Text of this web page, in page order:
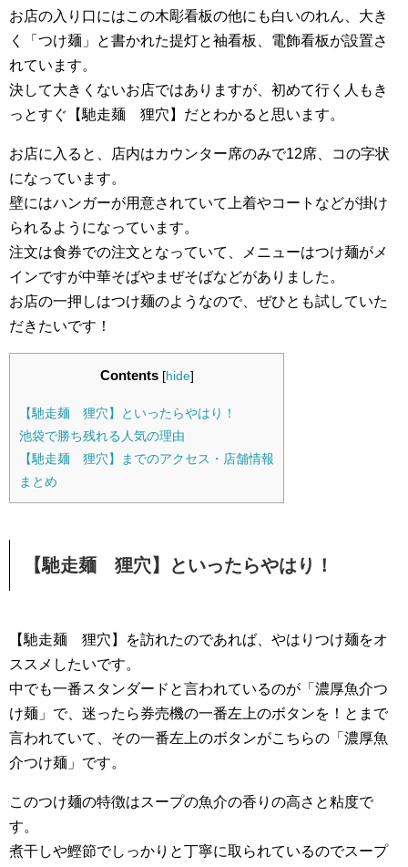
お店の入り口にはこの木彫看板の他にも白いのれん、大き
く「つけ麺」と書かれた提灯と袖看板、電飾看板が設置さ
れています。
決して大きくないお店ではありますが、初めて行く人もき
っとすぐ【馳走麺 狸穴】だとわかると思います。
お店に入ると、店内はカウンター席のみで12席、コの字状
になっています。
壁にはハンガーが用意されていて上着やコートなどが掛け
られるようになっています。
注文は食券での注文となっていて、メニューはつけ麺がメ
インですが中華そばやまぜそばなどがありました。
お店の一押しはつけ麺のようなので、ぜひとも試していた
だきたいです！
Contents [hide]
【馳走麺 狸穴】といったらやはり！
池袋で勝ち残れる人気の理由
【馳走麺 狸穴】までのアクセス・店舗情報
まとめ
【馳走麺 狸穴】といったらやはり！
【馳走麺 狸穴】を訪れたのであれば、やはりつけ麺をオ
ススメしたいです。
中でも一番スタンダードと言われているのが「濃厚魚介つ
け麺」で、迷ったら券売機の一番左上のボタンを！とまで
言われていて、その一番左上のボタンがこちらの「濃厚魚
介つけ麺」です。
このつけ麺の特徴はスープの魚介の香りの高さと粘度で
す。
煮干しや鰹節でしっかりと丁寧に取られているのでスープ